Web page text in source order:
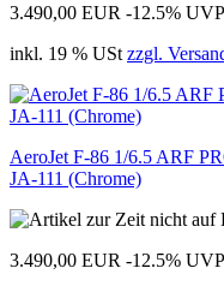
3.490,00 EUR -12.5%
inkl. 19 % USt zzgl.
AeroJet F-86 1/6.5 ARF
JA-111 (Chrome)
3.490,00 EUR -12.5%